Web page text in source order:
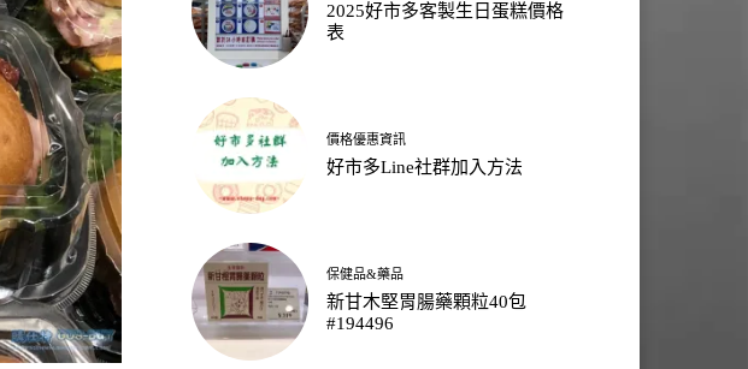
2025好市多客製生日蛋糕價格
表
價格優惠資訊
好市多Line社群加入方法
保健品&藥品
新甘木堅胃腸藥顆粒40包
#194496